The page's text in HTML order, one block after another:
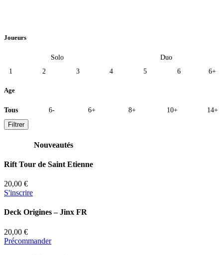
Joueurs
Solo
Duo
1
2 3 4 5 6 6+
Age
Tous 6- 6+ 8+ 10+
14+
Filtrer
Nouveautés
Rift Tour de Saint Etienne
20,00 €
S'inscrire
Deck Origines – Jinx FR
20,00 €
Précommander